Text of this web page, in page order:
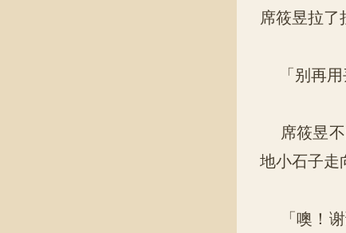
席筱昱拉了
「别再用
席筱昱不
地小石子走
「噢！谢